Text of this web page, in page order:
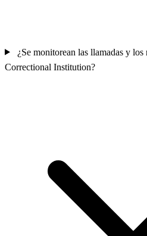
¿Se monitorean las llamadas y
Correctional Institution?